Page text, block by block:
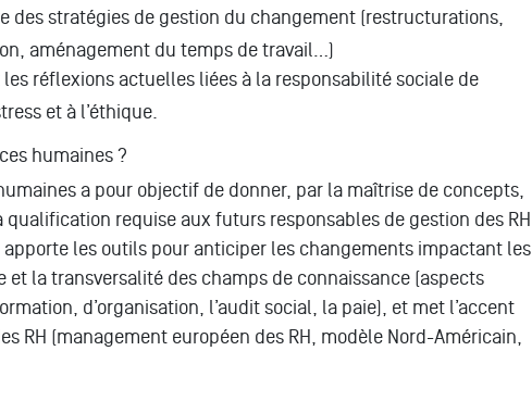
des stratégies de gestion du changement (restructurations,
aménagement du temps de travail…)
réflexions actuelles liées à la responsabilité sociale de
et à l’éthique.
humaines ?
a pour objectif de donner, par la maîtrise de concepts,
requise aux futurs responsables de gestion des RH
apporte les outils pour anticiper les changements impactant les
et la transversalité des champs de connaissance (aspects
d’organisation, l’audit social, la paie), et met l’accent
RH (management européen des RH, modèle Nord-Américain,